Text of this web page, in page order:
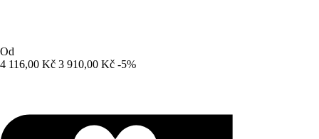
Od
4 116,00 Kč 3 910,00 Kč -5%